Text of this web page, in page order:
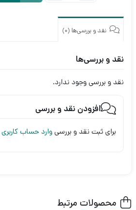
شارژ
SGM41513نقد و بررسی‌ها (0)
نقد و بررسی‌ها
نقد و بررسی وجود ندارد.
افزودن نقد و بررسی
برای ثبت نقد و بررسیوارد حساب کاربری
محصولات مرتبط